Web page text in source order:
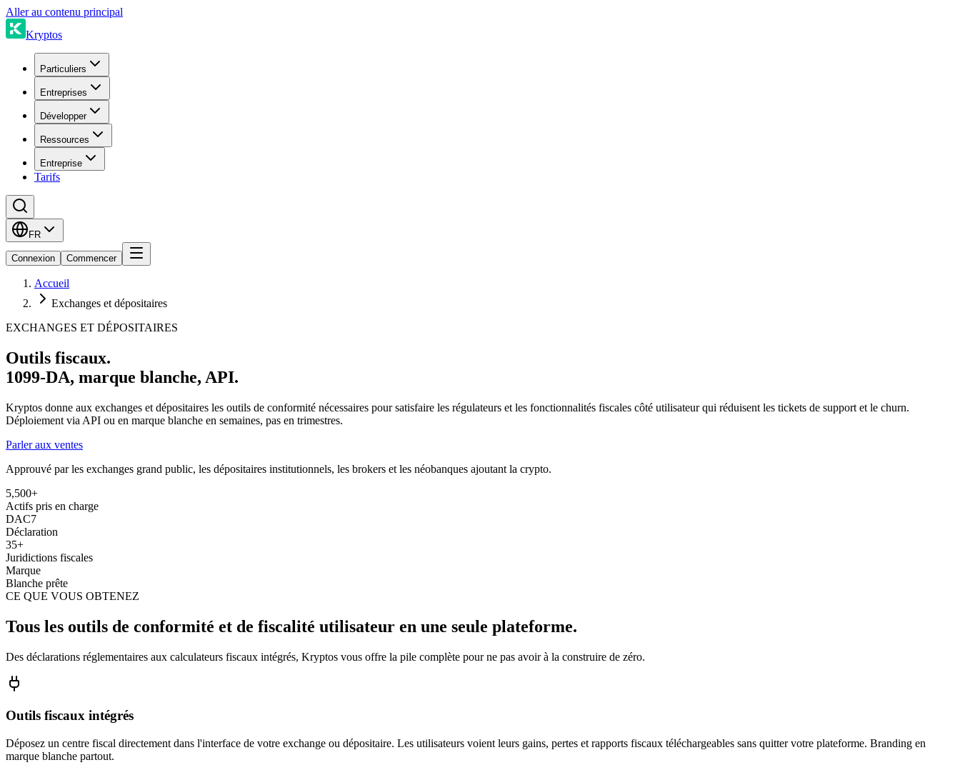
Aller au contenu principal
Kryptos
Particuliers
Entreprises
Développer
Ressources
Entreprise
Tarifs
FR
Connexion Commencer
Accueil
Exchanges et dépositaires
EXCHANGES ET DÉPOSITAIRES
Outils fiscaux.
1099-DA, marque blanche, API.
Kryptos donne aux exchanges et dépositaires les outils de conformité nécessaires pour satisfaire les régulateurs et les fonctionnalités fiscales côté utilisateur qui réduisent les tickets de support et le churn.
Déploiement via API ou en marque blanche en semaines, pas en trimestres.
Parler aux ventes
Approuvé par les exchanges grand public, les dépositaires institutionnels, les brokers et les néobanques ajoutant la crypto.
5,500+
Actifs pris en charge
DAC7
Déclaration
35+
Juridictions fiscales
Marque
Blanche prête
CE QUE VOUS OBTENEZ
Tous les outils de conformité et de fiscalité utilisateur en une seule plateforme.
Des déclarations réglementaires aux calculateurs fiscaux intégrés, Kryptos vous offre la pile complète pour ne pas avoir à la construire de zéro.
Outils fiscaux intégrés
Déposez un centre fiscal directement dans l'interface de votre exchange ou dépositaire. Les utilisateurs voient leurs gains, pertes et rapports fiscaux téléchargeables sans quitter votre plateforme. Branding en
marque blanche partout.